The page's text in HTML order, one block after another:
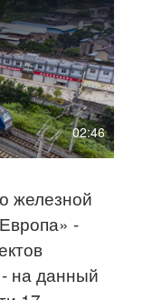
02:46
железной
-
на данный